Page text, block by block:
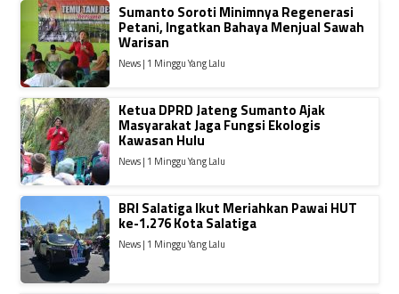
Sumanto Soroti Minimnya Regenerasi
Petani, Ingatkan Bahaya Menjual Sawah
Warisan
News | 1 Minggu Yang Lalu
Ketua DPRD Jateng Sumanto Ajak
Masyarakat Jaga Fungsi Ekologis
Kawasan Hulu
News | 1 Minggu Yang Lalu
BRI Salatiga Ikut Meriahkan Pawai HUT
ke-1.276 Kota Salatiga
News | 1 Minggu Yang Lalu